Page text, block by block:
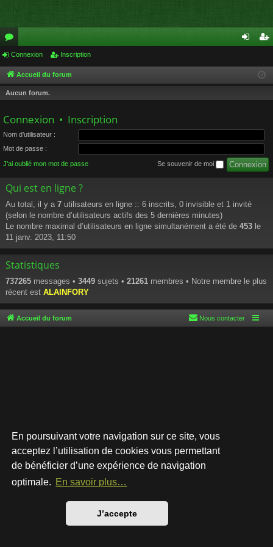
En poursuivant votre navigation sur ce site, vous
acceptez l’utilisation de cookies vous permettant
de bénéficier d’une expérience de navigation
optimale. En savoir plus…
J’accepte
or
u
m
cri
Connexion Inscription
Accueil du forum
Aucun forum.
Connexion • Inscription
Nom d’utilisateur :
Mot de passe :
J’ai oublié mon mot de passe Se souvenir de moi
Qui est en ligne ?
Au total, il y a 7 utilisateurs en ligne :: 6 inscrits, 0 invisible et 1 invité
(selon le nombre d’utilisateurs actifs des 5 dernières minutes)
Le nombre maximal d’utilisateurs en ligne simultanément a été de 453 le
11 janv. 2023, 11:50
Statistiques
737265 messages • 3449 sujets • 21261 membres • Notre membre le plus
récent est ALAINFORY
Accueil du forum Nous contacter
Développé parphpBB® Forum Software © phpBB Limited
Style par
Traduction française officielle